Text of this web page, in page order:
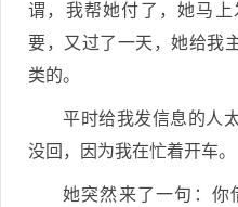
谓，我帮她付了，她马
要，又过了一天，她给我
类的。
平时给我发信息的人
没回，因为我在忙着开车。
她突然来了一句：你